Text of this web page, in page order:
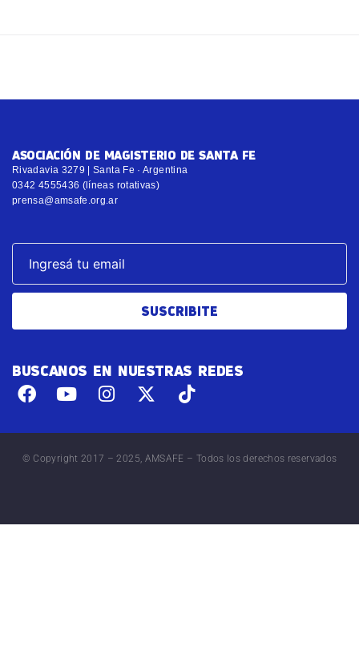
ASOCIACIÓN DE MAGISTERIO DE SANTA FE
Rivadavia 3279 | Santa Fe · Argentina
0342 4555436 (líneas rotativas)
prensa@amsafe.org.ar
SUSCRIBITE
BUSCANOS EN NUESTRAS REDES
© Copyright 2017 – 2025, AMSAFE – Todos los derechos reservados